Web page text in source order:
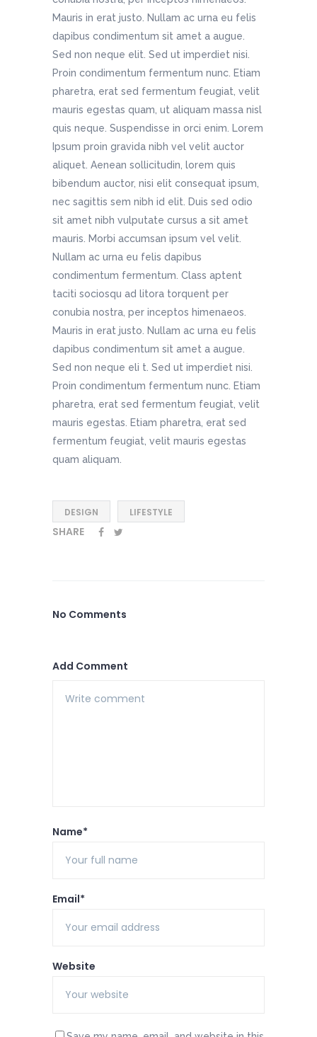
Mauris in erat justo. Nullam ac urna eu felis
dapibus condimentum sit amet a augue.
Sed non neque elit. Sed ut imperdiet nisi.
Proin condimentum fermentum nunc. Etiam
pharetra, erat sed fermentum feugiat, velit
mauris egestas quam, ut aliquam massa nisl
quis neque. Suspendisse in orci enim. Lorem
Ipsum proin gravida nibh vel velit auctor
aliquet. Aenean sollicitudin, lorem quis
bibendum auctor, nisi elit consequat ipsum,
nec sagittis sem nibh id elit. Duis sed odio
sit amet nibh vulputate cursus a sit amet
mauris. Morbi accumsan ipsum vel velit.
Nullam ac urna eu felis dapibus
condimentum fermentum. Class aptent
taciti sociosqu ad litora torquent per
conubia nostra, per inceptos himenaeos.
Mauris in erat justo. Nullam ac urna eu felis
dapibus condimentum sit amet a augue.
Sed non neque eli t. Sed ut imperdiet nisi.
Proin condimentum fermentum nunc. Etiam
pharetra, erat sed fermentum feugiat, velit
mauris egestas. Etiam pharetra, erat sed
fermentum feugiat, velit mauris egestas
quam aliquam.
DESIGN LIFESTYLE
SHARE
No Comments
Add Comment
Name*
Email*
Website